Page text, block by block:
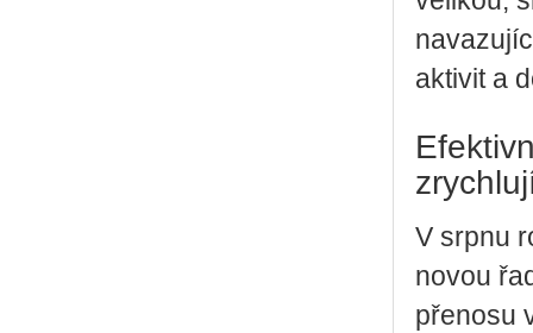
aktivit a
V srpnu
novou
přenosu